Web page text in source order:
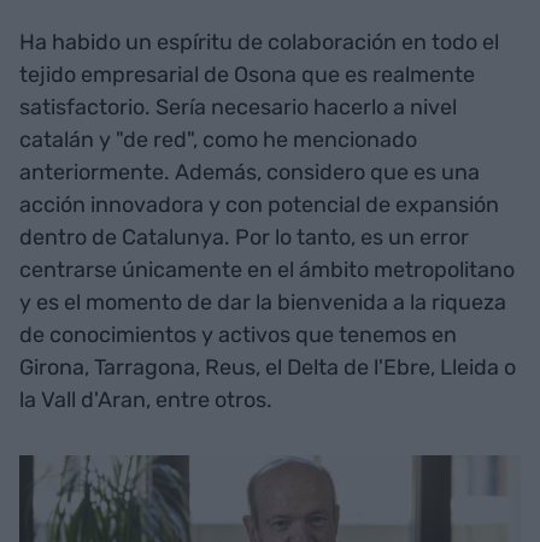
Ha habido un espíritu de colaboración en todo el
tejido empresarial de Osona que es realmente
satisfactorio. Sería necesario hacerlo a nivel
catalán y "de red", como he mencionado
anteriormente. Además, considero que es una
acción innovadora y con potencial de expansión
dentro de Catalunya. Por lo tanto, es un error
centrarse únicamente en el ámbito metropolitano
y es el momento de dar la bienvenida a la riqueza
de conocimientos y activos que tenemos en
Girona, Tarragona, Reus, el Delta de l'Ebre, Lleida o
la Vall d'Aran, entre otros.